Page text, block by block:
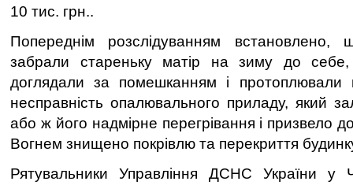
10 тис. грн..
Попереднім розслідуванням встановлено,
забрали стареньку матір на зиму до
доглядали за помешканням і протоплювали
несправність опалювального приладу, який
або ж його надмірне перегрівання і призвело
Вогнем знищено покрівлю та перекриття
Рятувальники Управління ДСНС України у